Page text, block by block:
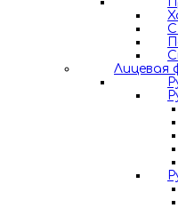
Лицевая